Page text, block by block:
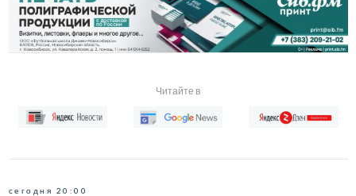
Читайте в
сегодня 20:00